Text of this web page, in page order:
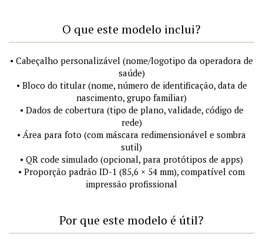
O que este modelo inclui?
• Cabeçalho personalizável (nome/logotipo da operadora de
saúde)
• Bloco do titular (nome, número de identificação, data de
nascimento, grupo familiar)
• Dados de cobertura (tipo de plano, validade, código de
rede)
• Área para foto (com máscara redimensionável e sombra
sutil)
• QR code simulado (opcional, para protótipos de apps)
• Proporção padrão ID-1 (85,6 × 54 mm), compatível com
impressão profissional
Por que este modelo é útil?